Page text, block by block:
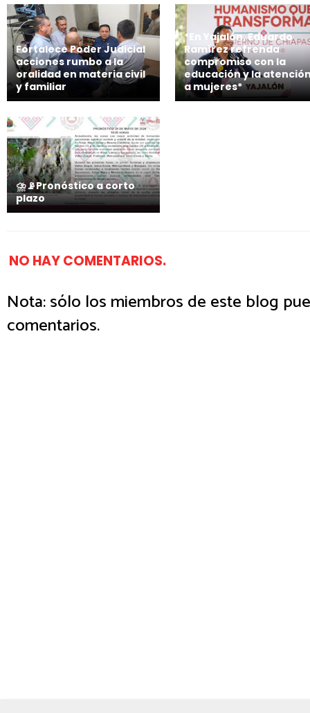
Fortalece Poder Judicial
acciones rumbo a la
oralidad en materia civil
y familiar
*En Yajalón, Eduardo
Ramírez refrenda
compromiso con la
educación y la
a mujeres*
⛈️📡Pronóstico a corto
plazo
NO HAY COMENTARIOS.
Nota: sólo los miembros de este blog
comentarios.